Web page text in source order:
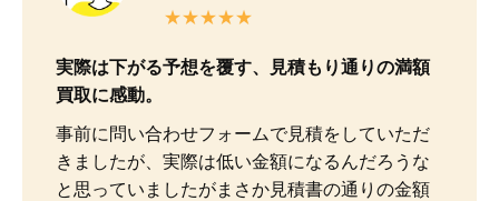
★★★★★
実際は下がる予想を覆す、見積もり通りの満額
買取に感動。
事前に問い合わせフォームで見積をしていただ
きましたが、実際は低い金額になるんだろうな
と思っていましたがまさか見積書の通りの金額